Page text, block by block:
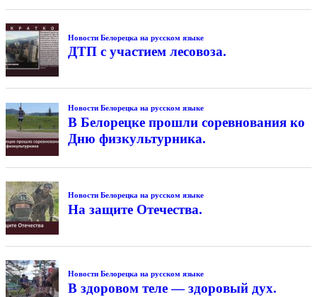
Новости Белорецка на русском языке
ДТП с участием лесовоза.
Новости Белорецка на русском языке
В Белорецке прошли соревнования ко
Дню физкультурника.
Новости Белорецка на русском языке
На защите Отечества.
Новости Белорецка на русском языке
В здоровом теле — здоровый дух.